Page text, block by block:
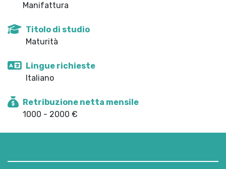
Manifattura
Titolo di studio
Maturità
Lingue richieste
Italiano
Retribuzione netta mensile
1000 - 2000 €